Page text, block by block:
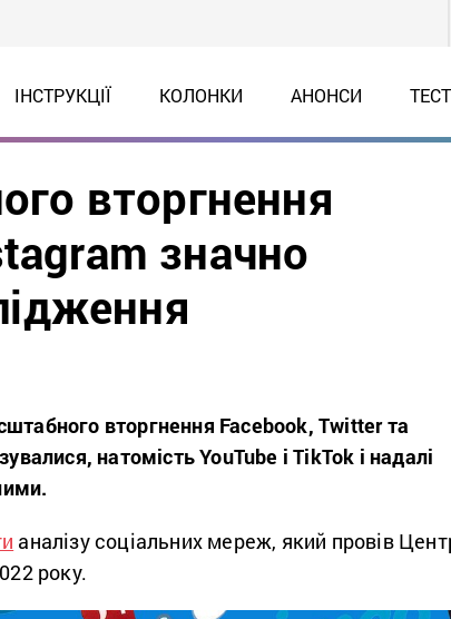
ІНСТРУКЦІЇ КОЛОНКИ АНОНСИ
вторгнення
значно
вторгнення Facebook, Twitter та
натомість YouTube і TikTok і надалі
аналізу соціальних мереж, який провів
року.